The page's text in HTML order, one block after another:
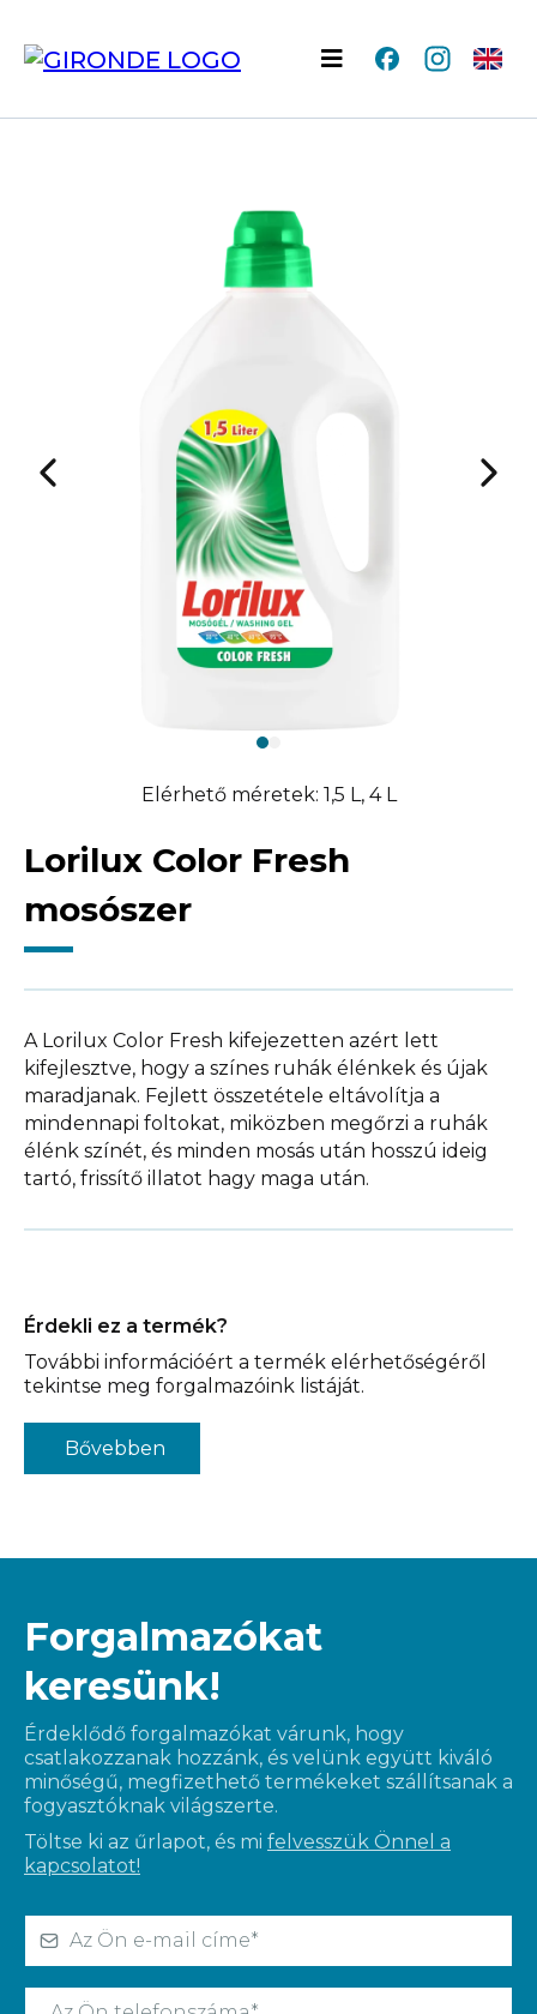
Elérhető méretek: 1,5 L, 4 L
Lorilux Color Fresh
mosószer
A Lorilux Color Fresh kifejezetten azért lett
kifejlesztve, hogy a színes ruhák élénkek és újak
maradjanak. Fejlett összetétele eltávolítja a
mindennapi foltokat, miközben megőrzi a ruhák
élénk színét, és minden mosás után hosszú ideig
tartó, frissítő illatot hagy maga után.
Érdekli ez a termék?
További információért a termék elérhetőségéről
tekintse meg forgalmazóink listáját.
Bővebben
Forgalmazókat
keresünk!
Érdeklődő forgalmazókat várunk, hogy
csatlakozzanak hozzánk, és velünk együtt kiváló
minőségű, megfizethető termékeket szállítsanak a
fogyasztóknak világszerte.
Töltse ki az űrlapot, és mi felvesszük Önnel a
kapcsolatot!